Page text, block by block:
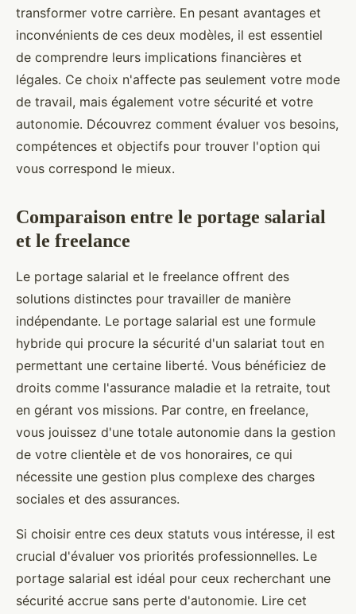
transformer votre carrière. En pesant avantages et
inconvénients de ces deux modèles, il est essentiel
de comprendre leurs implications financières et
légales. Ce choix n'affecte pas seulement votre mode
de travail, mais également votre sécurité et votre
autonomie. Découvrez comment évaluer vos besoins,
compétences et objectifs pour trouver l'option qui
vous correspond le mieux.
Comparaison entre le portage salarial
et le freelance
Le portage salarial et le freelance offrent des
solutions distinctes pour travailler de manière
indépendante. Le portage salarial est une formule
hybride qui procure la sécurité d'un salariat tout en
permettant une certaine liberté. Vous bénéficiez de
droits comme l'assurance maladie et la retraite, tout
en gérant vos missions. Par contre, en freelance,
vous jouissez d'une totale autonomie dans la gestion
de votre clientèle et de vos honoraires, ce qui
nécessite une gestion plus complexe des charges
sociales et des assurances.
Si choisir entre ces deux statuts vous intéresse, il est
crucial d'évaluer vos priorités professionnelles. Le
portage salarial est idéal pour ceux recherchant une
sécurité accrue sans perte d'autonomie. Lire cet